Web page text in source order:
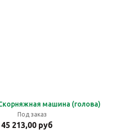
машина (голова)
Под заказ
45 213,00 руб